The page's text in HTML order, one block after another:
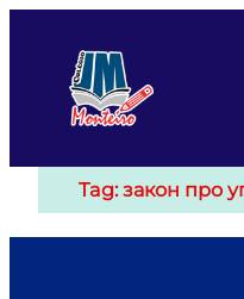
conteúdo
Tag:закон про